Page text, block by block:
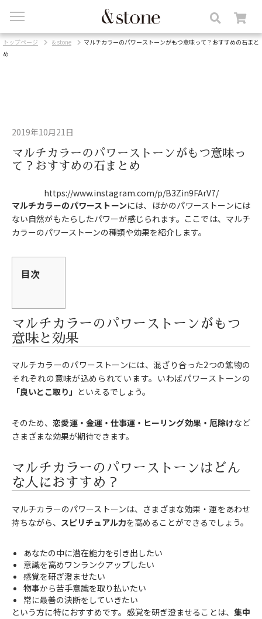
toggle
トップページ & stone
マルチカラーのパワーストーンがもつ意味って？おすすめの石まと
め
2019年10月21日
マルチカラーのパワーストーンがもつ意味っ
て？おすすめの石まとめ
https://www.instagram.com/p/B3Zin9FArV7/
マルチカラーのパワーストーンには、ほかのパワーストーンには
ない自然がもたらしたパワーが感じられます。ここでは、マルチ
カラーのパワーストーンの種類や効果を紹介します。
目次
マルチカラーのパワーストーンがもつ
意味と効果
マルチカラーのパワーストーンには、混ざり合った2つの鉱物の
それぞれの意味が込められています。いわばパワーストーンの
「良いとこ取り」 といえるでしょう。
そのため、恋愛運・金運・仕事運・ヒーリング効果・厄除けなど
さまざまな効果が期待できます。
マルチカラーのパワーストーンはどん
な人におすすめ？
マルチカラーのパワーストーンは、さまざまな効果・運をあわせ
持ちながら、 スピリチュアル力を高めることができるでしょう。
あなたの中に潜在能力を引き出したい
意識を高めワンランクアップしたい
感覚を研ぎ澄ませたい
物事から苦手意識を取り払いたい
常に最善の決断をしていきたい
という方に特におすすめです。感覚を研ぎ澄ませることは、 集中